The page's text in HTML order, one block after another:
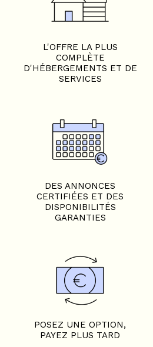
L'OFFRE LA PLUS
COMPLÈTE
D'HÉBERGEMENTS ET DE
SERVICES
DES ANNONCES
CERTIFIÉES ET DES
DISPONIBILITÉS
GARANTIES
POSEZ UNE OPTION,
PAYEZ PLUS TARD